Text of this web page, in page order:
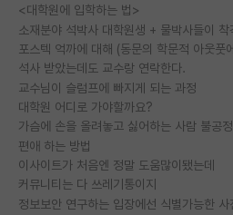
<대학원에 입학하는 법>
소재분야 석박사 대학원생 + 물박사들이 착
석사 받았는데도 교수랑 연락한다.
교수님이 슬럼프에 빠지게 되는 과정
대학원 어디로 가야할까요?
가슴에 손을 올려놓고 싫어하는 사람 불공
편애 하는 방법
이사이트가 처음엔 정말 도움많이됐는데
커뮤니티는 다 쓰레기통이지